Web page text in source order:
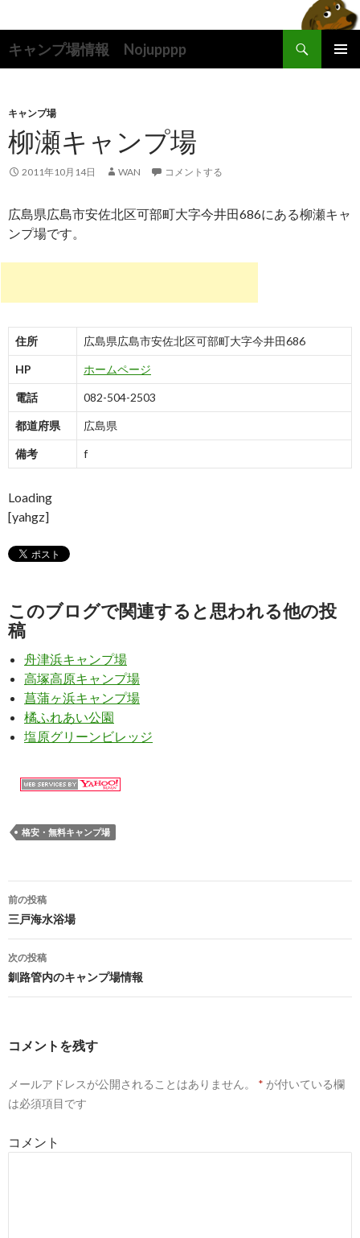
キャンプ場情報 Nojupppp
索
ン
ツ
へ
ス
プ
キャンプ場
柳瀬キャンプ場
2011年10月14日 WAN コメントする
広島県広島市安佐北区可部町大字今井田686にある柳瀬キャ
ンプ場です。
住所 広島県広島市安佐北区可部町大字今井田686
HP ホームページ
電話 082-504-2503
都道府県 広島県
備考 f
Loading
[yahgz]
このブログで関連すると思われる他の投
稿
舟津浜キャンプ場
高塚高原キャンプ場
菖蒲ヶ浜キャンプ場
橘ふれあい公園
塩原グリーンビレッジ
格安・無料キャンプ場
投
稿
ナ
ゲ
シ
ン
前の投稿
三戸海水浴場
次の投稿
釧路管内のキャンプ場情報
コメントを残す
メールアドレスが公開されることはありません。 * が付いている欄
は必須項目です
コメント